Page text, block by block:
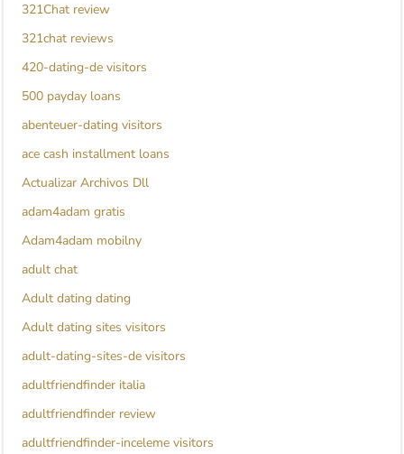
321Chat review
321chat reviews
420-dating-de visitors
500 payday loans
abenteuer-dating visitors
ace cash installment loans
Actualizar Archivos Dll
adam4adam gratis
Adam4adam mobilny
adult chat
Adult dating dating
Adult dating sites visitors
adult-dating-sites-de visitors
adultfriendfinder italia
adultfriendfinder review
adultfriendfinder-inceleme visitors